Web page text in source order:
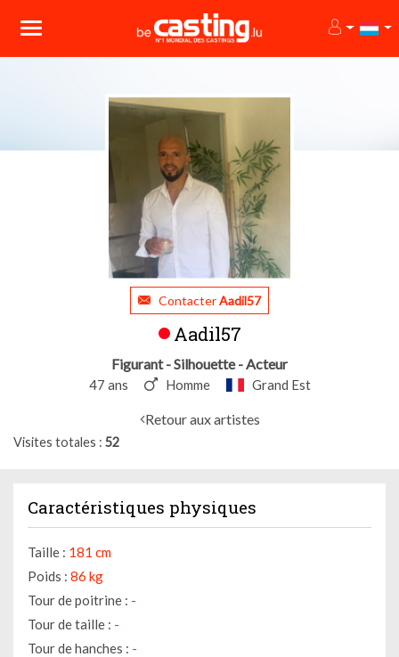
ContacterAadil57
Aadil57
Figurant - Silhouette - Acteur
47 ans Homme Grand Est
Retour aux artistes
Visites totales 52
Caractéristiques physiques
Taille : 181 cm
Poids : 86 kg
Tour de poitrine : -
Tour de taille : -
Tour de hanches : -